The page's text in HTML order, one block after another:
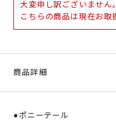
大変申し訳ございません。
こちらの商品は現在お取
商品詳細
●ポニーテール